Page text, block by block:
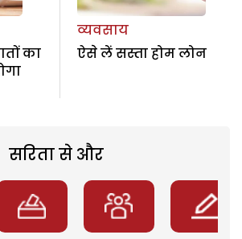
का
व्यवसाय
ऐसे लें सस्ता होम लोन
सरिता से और